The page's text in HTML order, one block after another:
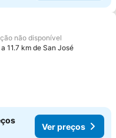
aos favoritos
não disponível
11.7 km de San José
Ver preços